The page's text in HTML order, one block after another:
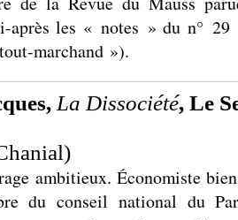
après les « notes » du n°
marchand »).
La Dissociété, Le
ambitieux. Économiste
du conseil national du